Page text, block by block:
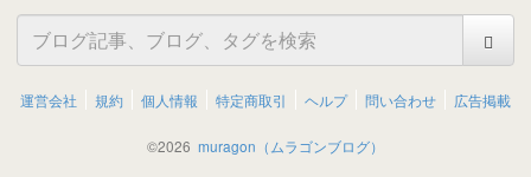
運営会社 規約 個人情報 特定商取引 ヘルプ 問い合わせ 広告掲載
©2026 muragon（ムラゴンブログ）